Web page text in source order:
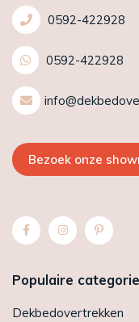
0592-422928
0592-422928
Bezoek onze
Populaire
Dekbedovertrekken